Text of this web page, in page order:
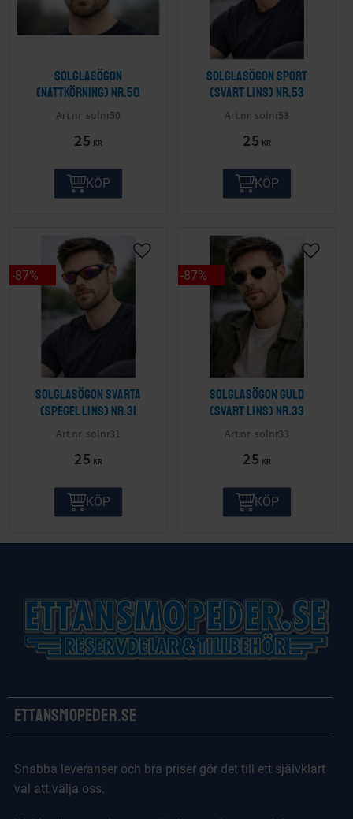
Solglasögon
(nattkörning) nr.50
solnr50
25 KR
KÖP
Solglasögon sport
(svart lins) nr.53
solnr53
25 KR
KÖP
Solglasögon svarta
(spegel lins) nr.31
solnr31
25 KR
87%
KÖP
Solglasögon guld
(svart lins) nr.33
solnr33
25 KR
87%
KÖP
Ettansmopeder.se
Snabba leveranser och bra priser gör det till ett självklart
val att välja oss.